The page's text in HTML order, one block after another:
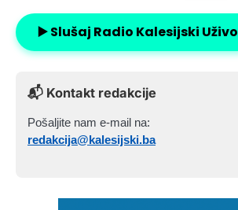
▶️ Slušaj Radio Kalesijski Uživo
📬 Kontakt redakcije
Pošaljite nam e-mail na:
redakcija@kalesijski.ba